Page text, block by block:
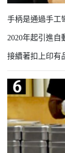
手柄是通過手工
2020年起引進自
接續著扣上印有